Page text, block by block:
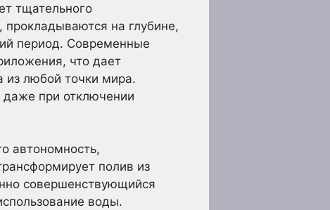
тщательного
прокладываются на глубине,
период. Современные
что дает
из любой точки мира.
даже при отключении
автономность,
полив из
совершенствующийся
воды.